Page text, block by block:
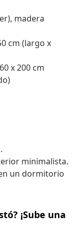
madera
cm (largo x
x 200 cm
minimalista.
un dormitorio
¡Sube una